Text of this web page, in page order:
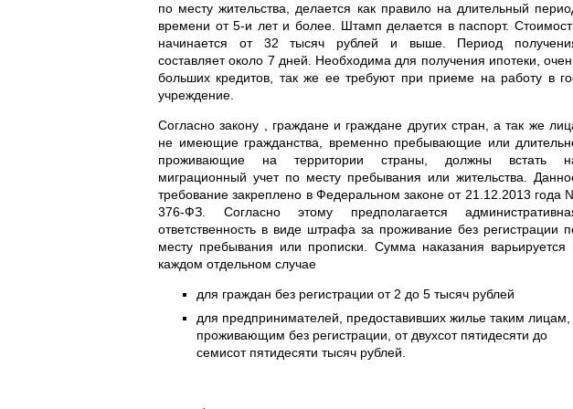
по месту жительства, делается как правило на длительный
времени от 5-и лет и более. Штамп делается в паспорт.
начинается от 32 тысяч рублей и выше. Период
составляет около 7 дней. Необходима для получения ипотеки,
больших кредитов, так же ее требуют при приеме на работу в
учреждение.
Согласно закону , граждане и граждане других стран, а так же
не имеющие гражданства, временно пребывающие или
проживающие на территории страны, должны встать
миграционный учет по месту пребывания или жительства.
требование закреплено в Федеральном законе от 21.12.2013 года
376-ФЗ. Согласно этому предполагается
ответственность в виде штрафа за проживание без регистрации
месту пребывания или прописки. Сумма наказания варьируется
каждом отдельном случае
для граждан без регистрации от 2 до 5 тысяч рублей
для предпринимателей, предоставивших жилье таким лицам,
проживающим без регистрации, от двухсот пятидесяти до
семисот пятидесяти тысяч рублей.